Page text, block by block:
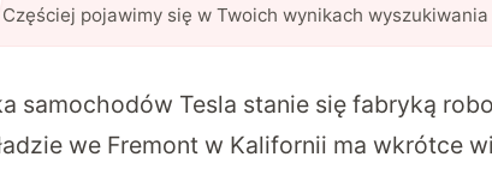
Częściej pojawimy się w Twoich wynikach wyszukiwania
samochodów Tesla stanie się fabryką
we Fremont w Kalifornii ma wkrótce